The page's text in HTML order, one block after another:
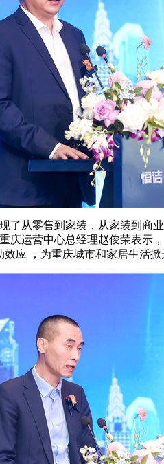
从零售到家装，从家装到商业
庆运营中心总经理赵俊荣表示
效应 ，为重庆城市和家居生活